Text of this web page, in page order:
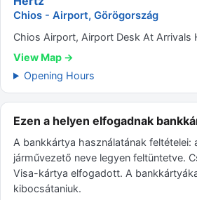
Chios - Airport, Görögország
Chios Airport, Airport Desk At Arrivals
View Map →
Opening Hours
Ezen a helyen elfogadnak
A bankkártya használatának feltételei:
járművezető neve legyen feltüntetve.
Visa-kártya elfogadott. A
kibocsátaniuk.